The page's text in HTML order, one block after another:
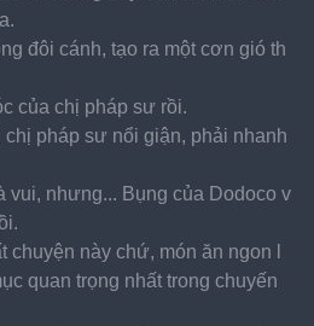
đôi cánh, tạo ra một cơn gió th
của chị pháp sư rồi.
chị pháp sư nổi giận, phải nhanh
vui, nhưng... Bụng của Dodoco v
chuyện này chứ, món ăn ngon l
quan trọng nhất trong chuyến